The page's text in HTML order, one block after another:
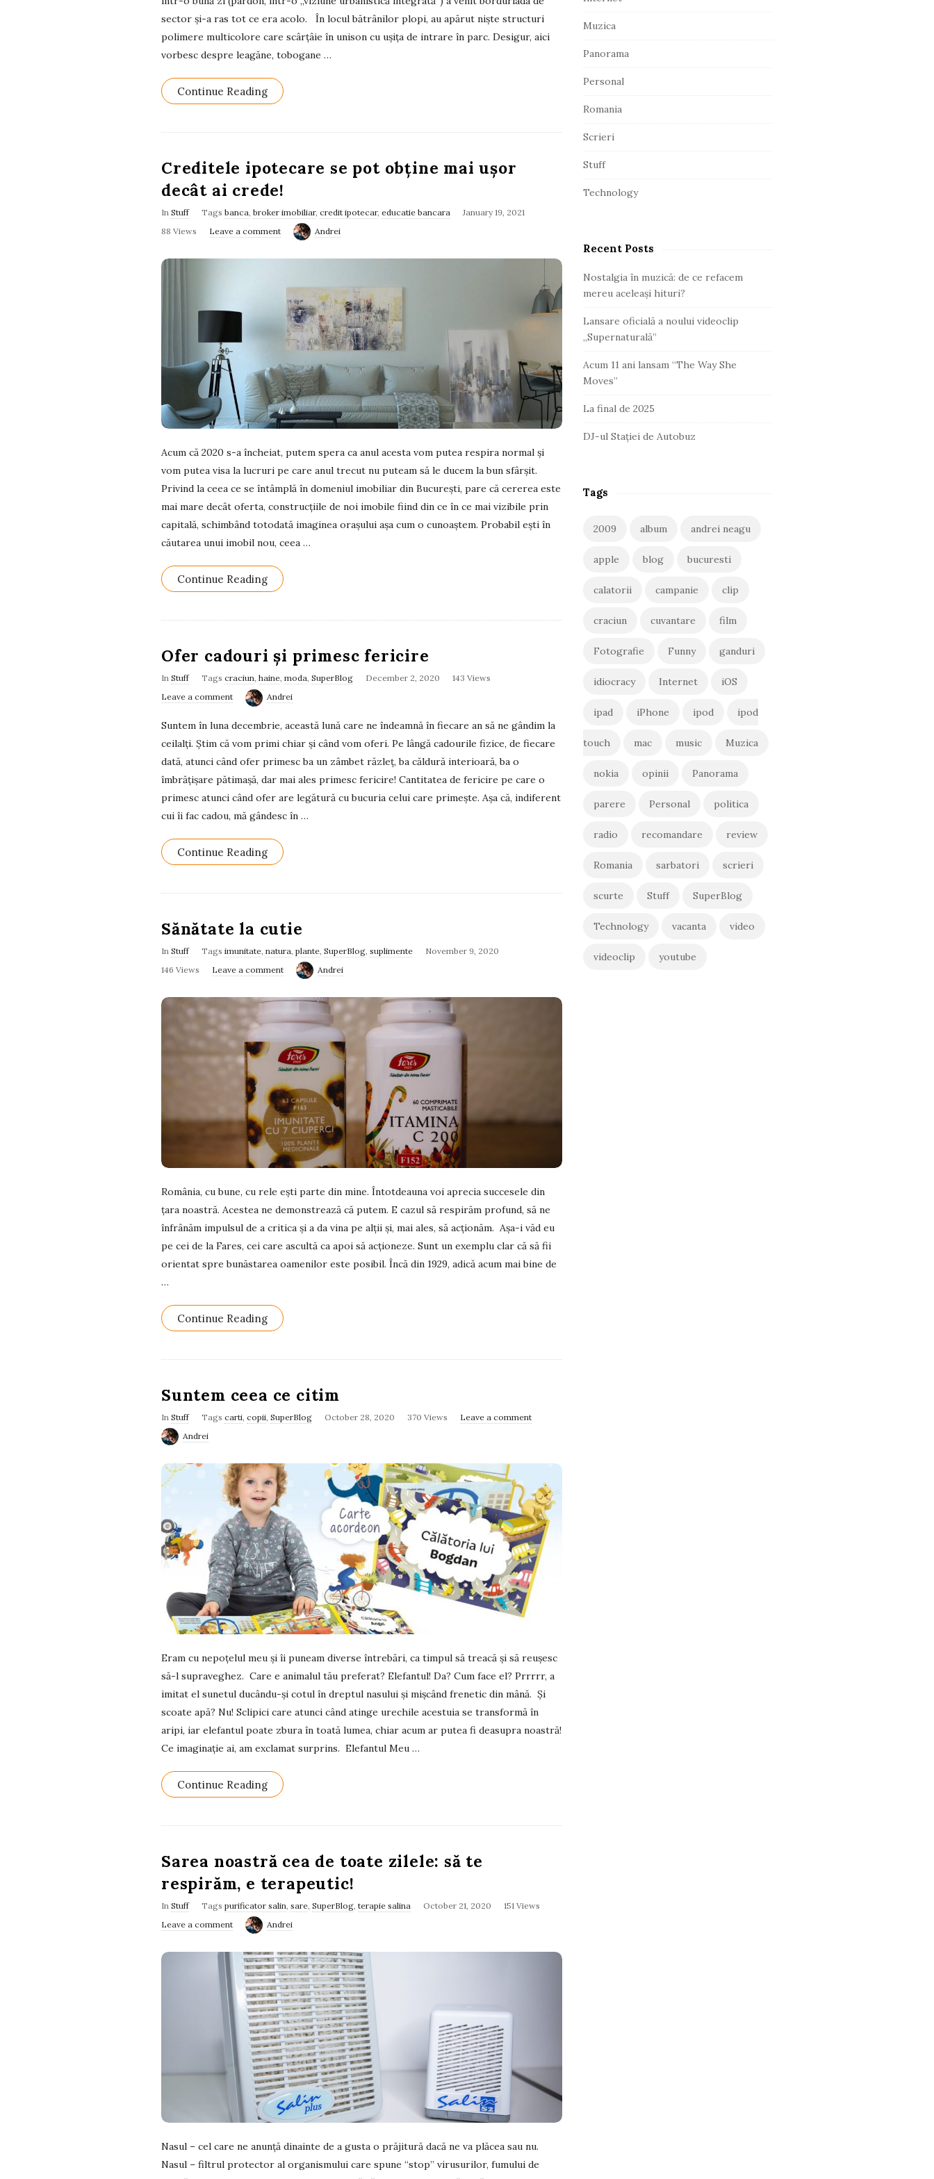
sector și-a ras tot ce era acolo. În locul bătrânilor plopi, au apărut niște structuri
polimere multicolore care scârțâie în unison cu ușița de intrare în parc. Desigur, aici
vorbesc despre leagăne, tobogane …
Continue Reading
Creditele ipotecare se pot obține mai ușor
decât ai crede!
In Stuff Tags banca broker imobiliar, credit ipotecar, educatie bancara
January 19, 2021
88 Views
Leave a comment Andrei
Acum că 2020 s-a încheiat, putem spera ca anul acesta vom putea respira normal și
vom putea visa la lucruri pe care anul trecut nu puteam să le ducem la bun sfârșit.
Privind la ceea ce se întâmplă în domeniul imobiliar din București, pare că cererea este
mai mare decât oferta, construcțiile de noi imobile fiind din ce în ce mai vizibile prin
capitală, schimbând totodată imaginea orașului așa cum o cunoaștem. Probabil ești în
căutarea unui imobil nou, ceea …
Continue Reading
Ofer cadouri și primesc fericire
In Stuff Tags craciun, haine, moda, SuperBlog December 2, 2020
143 Views
Leave a comment
Andrei
Suntem în luna decembrie, această lună care ne îndeamnă în fiecare an să ne gândim la
ceilalți. Știm că vom primi chiar și când vom oferi. Pe lângă cadourile fizice, de fiecare
dată, atunci când ofer primesc ba un zâmbet răzleț, ba căldură interioară, ba o
îmbrățișare pătimașă, dar mai ales primesc fericire! Cantitatea de fericire pe care o
primesc atunci când ofer are legătură cu bucuria celui care primește. Așa că, indiferent
cui îi fac cadou, mă gândesc în …
Continue Reading
Sănătate la cutie
In Stuff Tags imunitate natura plante SuperBlog suplimente
November 9, 2020
146 Views
Leave a comment Andrei
România, cu bune, cu rele ești parte din mine. Întotdeauna voi aprecia succesele din
țara noastră. Acestea ne demonstrează că putem. E cazul să respirăm profund, să ne
înfrânăm impulsul de a critica și a da vina pe alții și, mai ales, să acționăm. Așa-i văd eu
pe cei de la Fares, cei care ascultă ca apoi să acționeze. Sunt un exemplu clar că să fii
orientat spre bunăstarea oamenilor este posibil. Încă din 1929, adică acum mai bine de
…
Continue Reading
Suntem ceea ce citim
In Stuff Tags carti copii SuperBlog October 28, 2020 370 Views
Leave a comment
Andrei
Eram cu nepoțelul meu și îi puneam diverse întrebări, ca timpul să treacă și să reușesc
să-l supraveghez. Care e animalul tău preferat? Elefantul! Da? Cum face el? Prrrrr, a
imitat el sunetul ducându-și cotul în dreptul nasului și mișcând frenetic din mână. Și
scoate apă? Nu! Sclipici care atunci când atinge urechile acestuia se transformă în
aripi, iar elefantul poate zbura în toată lumea, chiar acum ar putea fi deasupra noastră!
Ce imaginație ai, am exclamat surprins. Elefantul Meu …
Continue Reading
Sarea noastră cea de toate zilele: să te
respirăm, e terapeutic!
In Stuff Tags purificator salin sare SuperBlog terapie salina October 21, 2020
151 Views
Leave a comment
Andrei
Nasul – cel care ne anunță dinainte de a gusta o prăjitură dacă ne va plăcea sau nu.
Nasul – filtrul protector al organismului care spune “stop” virusurilor, fumului de
Muzica
Panorama
Personal
Romania
Scrieri
Stuff
Technology
Recent Posts
Nostalgia în muzică: de ce refacem
mereu aceleași hituri?
Lansare oficială a noului videoclip
„Supernaturală”
Acum 11 ani lansam “The Way She
Moves”
La final de 2025
DJ-ul Stației de Autobuz
Tags
2009 album andrei neagu
apple blog bucuresti
calatorii campanie clip
craciun cuvantare film
Fotografie Funny ganduri
idiocracy Internet iOS
ipad iPhone ipod ipod
touch mac music Muzica
nokia opinii Panorama
parere Personal politica
radio recomandare review
Romania sarbatori scrieri
scurte Stuff SuperBlog
Technology vacanta video
videoclip youtube